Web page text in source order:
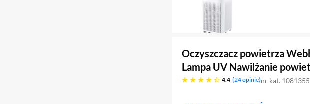
Oczyszczacz powietrza
Lampa UV Nawilżanie
4.4
4.4 gwiazdek 24 opinie nr kat. 1081355